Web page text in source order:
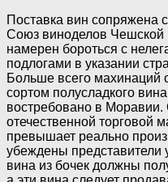
Поставка вин сопряжена
Союз виноделов Чешской
намерен бороться с
подлогами в указании
Больше всего махинаций
сортом полусладкого
востребовано в
отечественной торговой
превышает реально
убеждены представители
вина из бочек должны